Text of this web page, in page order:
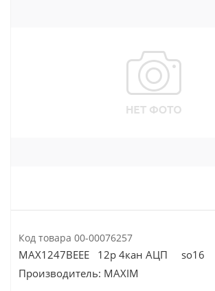
Код товара 00-00076257
MAX1247BEEE 12р 4кан АЦП so16
Производитель: MAXIM